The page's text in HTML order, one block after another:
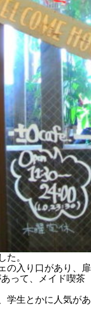
た。
の入り口があり、扉
って、メイド喫茶
学生とかに人気があ